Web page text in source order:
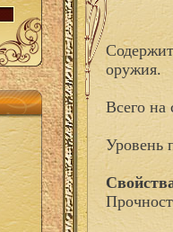
оружия.
Всего на
Уровень